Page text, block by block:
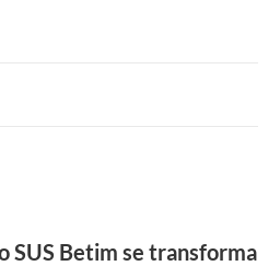
SUS Betim se transforma
e